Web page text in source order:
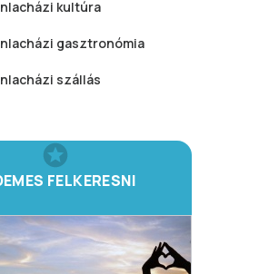
kultúra
gasztronómia
szállás
FELKERESNI